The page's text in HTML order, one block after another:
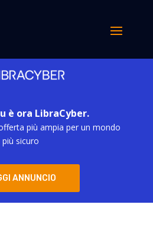
è ora LibraCyber.
più ampia per un mondo
più sicuro
ANNUNCIO